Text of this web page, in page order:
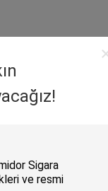
resimleri onaylar.